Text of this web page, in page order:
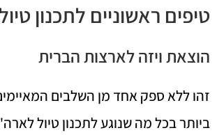
טיפים ראשוניים לתכנון
הוצאת ויזה לארצות הברית
זהו ללא ספק אחד מן השלבים
ביותר בכל מה שנוגע לתכנון טיול